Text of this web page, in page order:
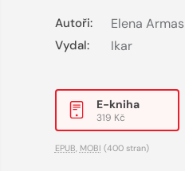
Autoři: Elena Armas
Vydal: Ikar
E-kniha
319 Kč
EPUB MOBI (400 stran)